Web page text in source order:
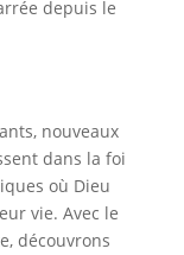
depuis le
nouveaux
dans la foi
où Dieu
vie. Avec le
découvrons